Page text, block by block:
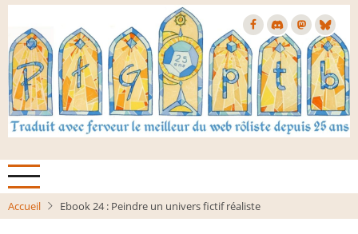
Aller
contenu
principal
Accueil Ebook 24 : Peindre un univers fictif réaliste